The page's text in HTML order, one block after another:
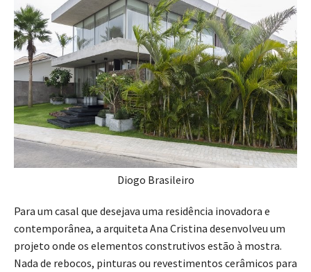
Diogo Brasileiro
Para um casal que desejava uma residência inovadora e
contemporânea, a arquiteta Ana Cristina desenvolveu um
projeto onde os elementos construtivos estão à mostra.
Nada de rebocos, pinturas ou revestimentos cerâmicos para